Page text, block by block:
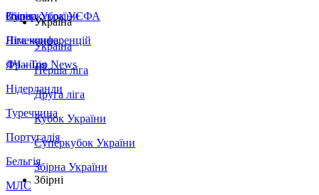
Збірна України
Італія
Німеччина
Франція
Нідерланди
Туреччина
Португалія
Бельгія
МЛС
Суперкубок УЄФА
Ліга конференцій
ЛЧ - Top News
Україна
Україна
Перша ліга
Друга ліга
Кубок України
Суперкубок України
Збірна України
Збірні